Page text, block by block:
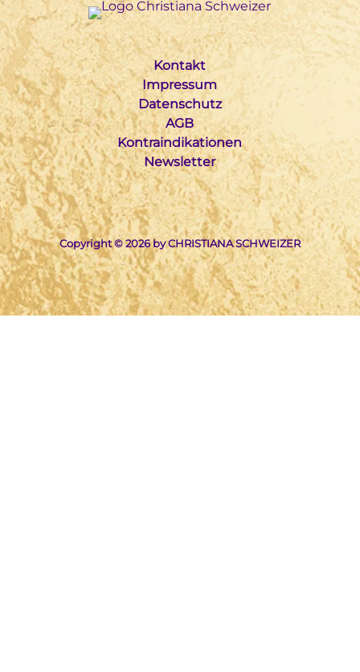
Kontakt
Impressum
Datenschutz
AGB
Kontraindikationen
Newsletter
Copyright © 2026 by CHRISTIANA SCHWEIZER